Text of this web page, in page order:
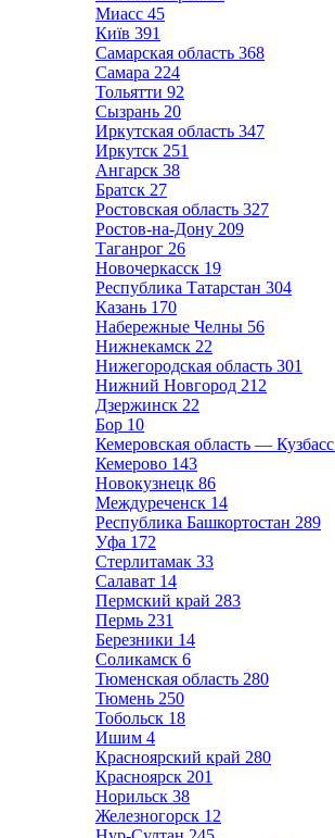
Миасс 45
Київ 391
Самарская область 368
Самара 224
Тольятти 92
Сызрань 20
Иркутская область 347
Иркутск 251
Ангарск 38
Братск 27
Ростовская область 327
Ростов-на-Дону 209
Таганрог 26
Новочеркасск 19
Республика Татарстан 304
Казань 170
Набережные Челны 56
Нижнекамск 22
Нижегородская область 301
Нижний Новгород 212
Дзержинск 22
Бор 10
Кемеровская область — Кузбасс
Кемерово 143
Новокузнецк 86
Междуреченск 14
Республика Башкортостан 289
Уфа 172
Стерлитамак 33
Салават 14
Пермский край 283
Пермь 231
Березники 14
Соликамск 6
Тюменская область 280
Тюмень 250
Тобольск 18
Ишим 4
Красноярский край 280
Красноярск 201
Норильск 38
Железногорск 12